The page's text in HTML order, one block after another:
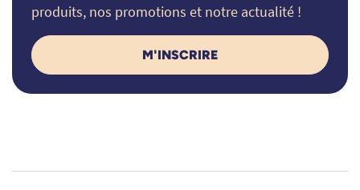
produits, nos promotions et notre actualité !
M'INSCRIRE